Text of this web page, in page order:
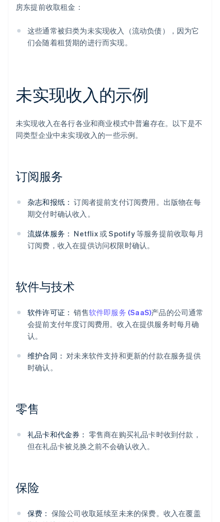
房东提前收取租金：
这些通常被归类为未实现收入（流动负债），因为它
们会随着租赁期的进行而实现。
未实现收入的示例
未实现收入在各行各业和商业模式中普遍存在。以下是不
同类型企业中未实现收入的一些示例。
订阅服务
杂志和报纸： 订阅者提前支付订阅费用。出版物在每
期交付时确认收入。
流媒体服务： Netflix 或 Spotify 等服务提前收取每月
订阅费，收入在提供访问权限时确认。
软件与技术
软件许可证： 销售软件即服务 (SaaS)产品的公司通常
会提前支付年度订阅费用。收入在提供服务时每月确
认。
维护合同： 对未来软件支持和更新的付款在服务提供
时确认。
零售
礼品卡和代金券： 零售商在购买礼品卡时收到付款，
但在礼品卡被兑换之前不会确认收入。
保险
保费： 保险公司收取延续至未来的保费。收入在覆盖